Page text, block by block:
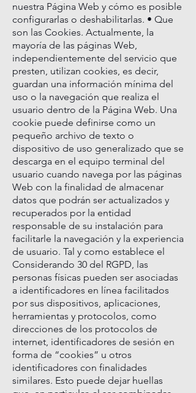
nuestra Página Web y cómo es posible
configurarlas o deshabilitarlas. • Que
son las Cookies. Actualmente, la
mayoría de las páginas Web,
independientemente del servicio que
presten, utilizan cookies, es decir,
guardan una información mínima del
uso o la navegación que realiza el
usuario dentro de la Página Web. Una
cookie puede definirse como un
pequeño archivo de texto o
dispositivo de uso generalizado que se
descarga en el equipo terminal del
usuario cuando navega por las páginas
Web con la finalidad de almacenar
datos que podrán ser actualizados y
recuperados por la entidad
responsable de su instalación para
facilitarle la navegación y la experiencia
de usuario. Tal y como establece el
Considerando 30 del RGPD, las
personas físicas pueden ser asociadas
a identificadores en línea facilitados
por sus dispositivos, aplicaciones,
herramientas y protocolos, como
direcciones de los protocolos de
internet, identificadores de sesión en
forma de “cookies” u otros
identificadores con finalidades
similares. Esto puede dejar huellas